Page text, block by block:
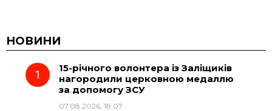
c
e e
g
t
НОВИНИ
15-річного волонтера із Заліщиків
нагородили церковною медаллю
за допомогу ЗСУ
07.08.2026, 18:07